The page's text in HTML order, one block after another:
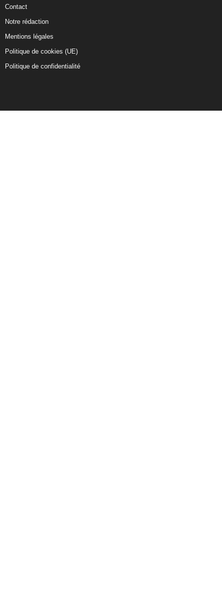
Contact
Notre rédaction
Mentions légales
Politique de cookies (UE)
Politique de confidentialité